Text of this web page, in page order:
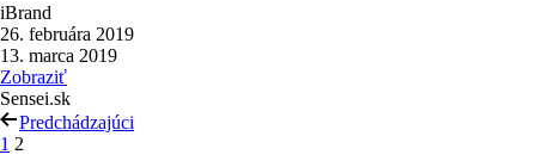
iBrand
26. februára 2019
13. marca 2019
Zobraziť
Sensei.sk
Predchádzajúci
1 2